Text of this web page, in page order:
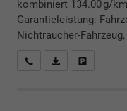
kombiniert 134.00 g/km
Garantieleistung:
Nichtraucher-
Rückrufbitte absenden
PDF-Datei,